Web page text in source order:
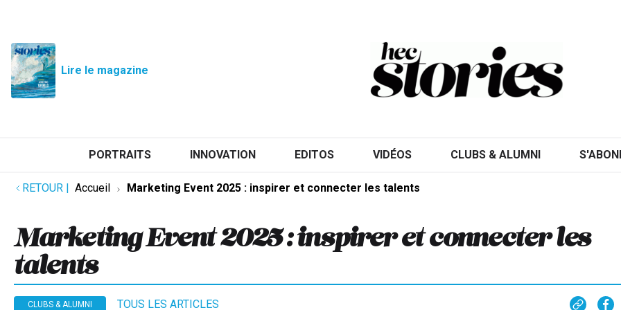
Lire le magazine
PORTRAITS INNOVATION EDITOS VIDÉOS CLUBS & ALUMNI
RETOUR | Accueil Marketing Event 2025 : inspirer et connecter les talents
Marketing Event 2025 : inspirer et connecter les
talents
CLUBS & ALUMNI TOUS LES ARTICLES